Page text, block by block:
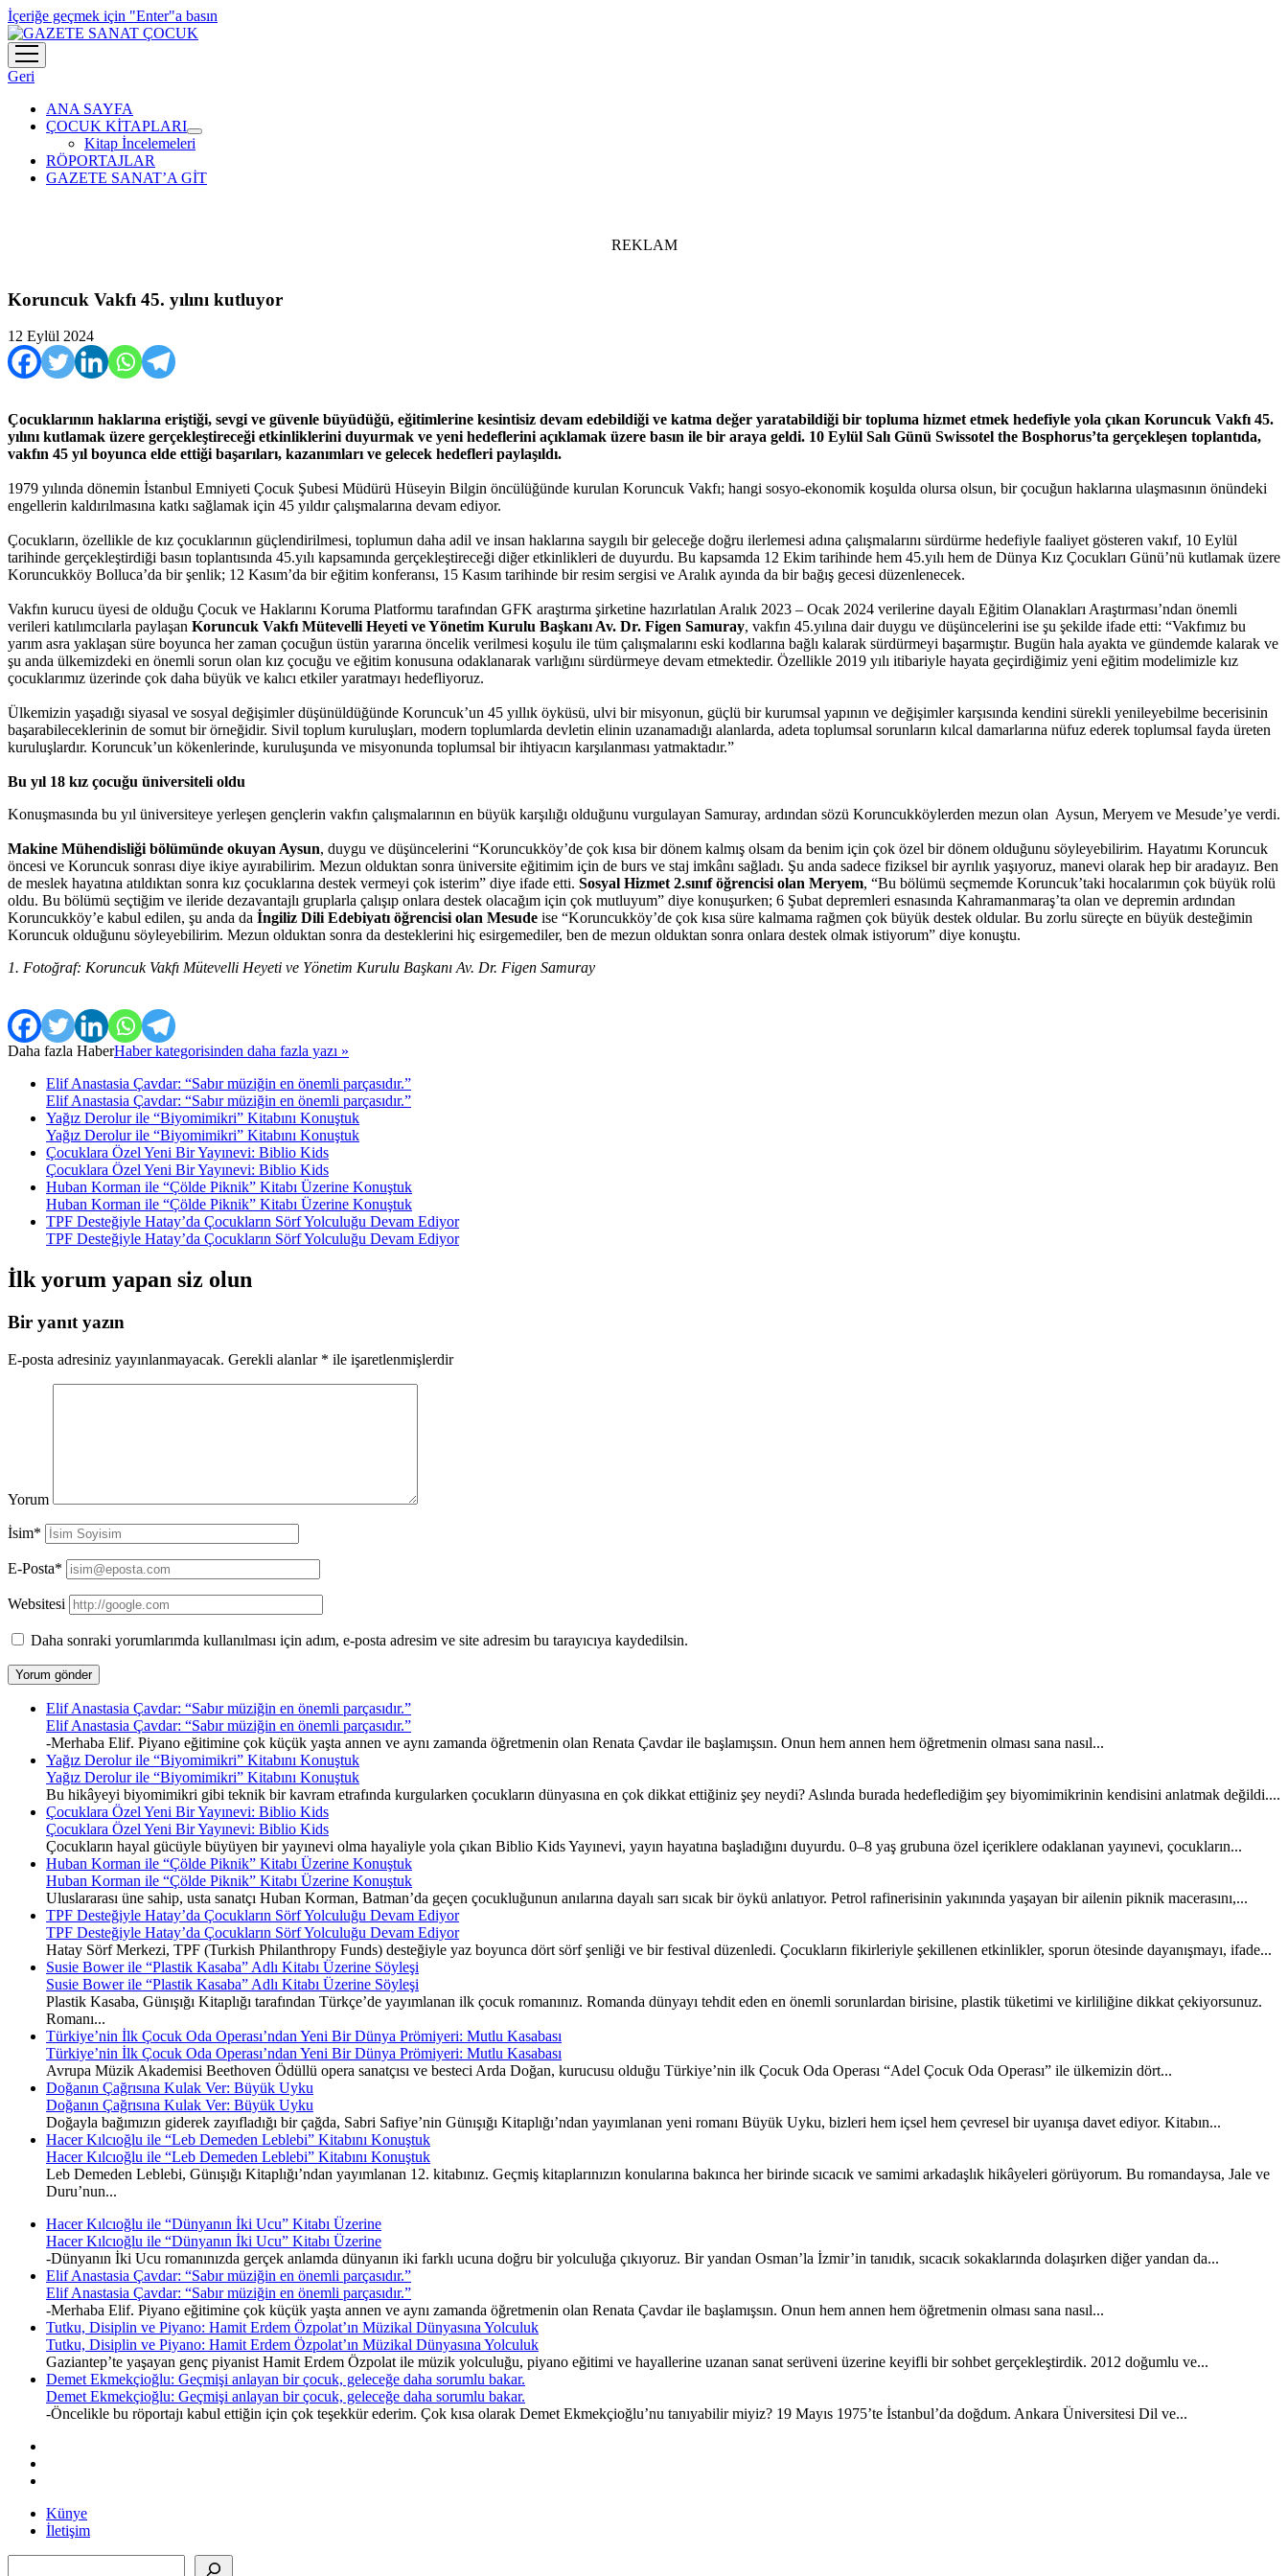
İçeriğe geçmek için "Enter"a basın
menüyü
aç
Geri
ANA SAYFA
ÇOCUK KİTAPLARI
menüyü
aç
Kitap İncelemeleri
RÖPORTAJLAR
GAZETE SANAT’A GİT
REKLAM
Koruncuk Vakfı 45. yılını kutluyor
12 Eylül 2024
Çocuklarının haklarına eriştiği, sevgi ve güvenle büyüdüğü, eğitimlerine kesintisiz devam edebildiği ve katma değer yaratabildiği bir topluma hizmet etmek hedefiyle yola çıkan Koruncuk Vakfı 45.
yılını kutlamak üzere gerçekleştireceği etkinliklerini duyurmak ve yeni hedeflerini açıklamak üzere basın ile bir araya geldi. 10 Eylül Salı Günü Swissotel the Bosphorus’ta gerçekleşen toplantıda,
vakfın 45 yıl boyunca elde ettiği başarıları, kazanımları ve gelecek hedefleri paylaşıldı.
1979 yılında dönemin İstanbul Emniyeti Çocuk Şubesi Müdürü Hüseyin Bilgin öncülüğünde kurulan Koruncuk Vakfı; hangi sosyo-ekonomik koşulda olursa olsun, bir çocuğun haklarına ulaşmasının önündeki
engellerin kaldırılmasına katkı sağlamak için 45 yıldır çalışmalarına devam ediyor.
Çocukların, özellikle de kız çocuklarının güçlendirilmesi, toplumun daha adil ve insan haklarına saygılı bir geleceğe doğru ilerlemesi adına çalışmalarını sürdürme hedefiyle faaliyet gösteren vakıf, 10 Eylül
tarihinde gerçekleştirdiği basın toplantısında 45.yılı kapsamında gerçekleştireceği diğer etkinlikleri de duyurdu. Bu kapsamda 12 Ekim tarihinde hem 45.yılı hem de Dünya Kız Çocukları Günü’nü kutlamak üzere
Koruncukköy Bolluca’da bir şenlik; 12 Kasım’da bir eğitim konferansı, 15 Kasım tarihinde bir resim sergisi ve Aralık ayında da bir bağış gecesi düzenlenecek.
Vakfın kurucu üyesi de olduğu Çocuk ve Haklarını Koruma Platformu tarafından GFK araştırma şirketine hazırlatılan Aralık 2023 – Ocak 2024 verilerine dayalı Eğitim Olanakları Araştırması’ndan önemli
verileri katılımcılarla paylaşan Koruncuk Vakfı Mütevelli Heyeti ve Yönetim Kurulu Başkanı Av. Dr. Figen Samuray, vakfın 45.yılına dair duygu ve düşüncelerini ise şu şekilde ifade etti: “Vakfımız bu
yarım asra yaklaşan süre boyunca her zaman çocuğun üstün yararına öncelik verilmesi koşulu ile tüm çalışmalarını eski kodlarına bağlı kalarak sürdürmeyi başarmıştır. Bugün hala ayakta ve gündemde kalarak ve
şu anda ülkemizdeki en önemli sorun olan kız çocuğu ve eğitim konusuna odaklanarak varlığını sürdürmeye devam etmektedir. Özellikle 2019 yılı itibariyle hayata geçirdiğimiz yeni eğitim modelimizle kız
çocuklarımız üzerinde çok daha büyük ve kalıcı etkiler yaratmayı hedefliyoruz.
Ülkemizin yaşadığı siyasal ve sosyal değişimler düşünüldüğünde Koruncuk’un 45 yıllık öyküsü, ulvi bir misyonun, güçlü bir kurumsal yapının ve değişimler karşısında kendini sürekli yenileyebilme becerisinin
başarabileceklerinin de somut bir örneğidir. Sivil toplum kuruluşları, modern toplumlarda devletin elinin uzanamadığı alanlarda, adeta toplumsal sorunların kılcal damarlarına nüfuz ederek toplumsal fayda üreten
kuruluşlardır. Koruncuk’un kökenlerinde, kuruluşunda ve misyonunda toplumsal bir ihtiyacın karşılanması yatmaktadır.”
Bu yıl 18 kız çocuğu üniversiteli oldu
Konuşmasında bu yıl üniversiteye yerleşen gençlerin vakfın çalışmalarının en büyük karşılığı olduğunu vurgulayan Samuray, ardından sözü Koruncukköylerden mezun olan Aysun, Meryem ve Mesude’ye verdi.
Makine Mühendisliği bölümünde okuyan Aysun, duygu ve düşüncelerini “Koruncukköy’de çok kısa bir dönem kalmış olsam da benim için çok özel bir dönem olduğunu söyleyebilirim. Hayatımı Koruncuk
öncesi ve Koruncuk sonrası diye ikiye ayırabilirim. Mezun olduktan sonra üniversite eğitimim için de burs ve staj imkânı sağladı. Şu anda sadece fiziksel bir ayrılık yaşıyoruz, manevi olarak hep bir aradayız. Ben
de meslek hayatına atıldıktan sonra kız çocuklarına destek vermeyi çok isterim” diye ifade etti. Sosyal Hizmet 2.sınıf öğrencisi olan Meryem, “Bu bölümü seçmemde Koruncuk’taki hocalarımın çok büyük rolü
oldu. Bu bölümü seçtiğim ve ileride dezavantajlı gruplarla çalışıp onlara destek olacağım için çok mutluyum” diye konuşurken; 6 Şubat depremleri esnasında Kahramanmaraş’ta olan ve depremin ardından
Koruncukköy’e kabul edilen, şu anda da İngiliz Dili Edebiyatı öğrencisi olan Mesude ise “Koruncukköy’de çok kısa süre kalmama rağmen çok büyük destek oldular. Bu zorlu süreçte en büyük desteğimin
Koruncuk olduğunu söyleyebilirim. Mezun olduktan sonra da desteklerini hiç esirgemediler, ben de mezun olduktan sonra onlara destek olmak istiyorum” diye konuştu.
1. Fotoğraf: Koruncuk Vakfı Mütevelli Heyeti ve Yönetim Kurulu Başkanı Av. Dr. Figen Samuray
Daha fazla HaberHaber kategorisinden daha fazla yazı »
Elif Anastasia Çavdar: “Sabır müziğin en önemli parçasıdır.”
Elif Anastasia Çavdar: “Sabır müziğin en önemli parçasıdır.”
Yağız Derolur ile “Biyomimikri” Kitabını Konuştuk
Yağız Derolur ile “Biyomimikri” Kitabını Konuştuk
Çocuklara Özel Yeni Bir Yayınevi: Biblio Kids
Çocuklara Özel Yeni Bir Yayınevi: Biblio Kids
Huban Korman ile “Çölde Piknik” Kitabı Üzerine Konuştuk
Huban Korman ile “Çölde Piknik” Kitabı Üzerine Konuştuk
TPF Desteğiyle Hatay’da Çocukların Sörf Yolculuğu Devam Ediyor
TPF Desteğiyle Hatay’da Çocukların Sörf Yolculuğu Devam Ediyor
İlk yorum yapan siz olun
Bir yanıt yazın
E-posta adresiniz yayınlanmayacak. Gerekli alanlar * ile işaretlenmişlerdir
Yorum
İsim*
E-Posta*
Websitesi
Daha sonraki yorumlarımda kullanılması için adım, e-posta adresim ve site adresim bu tarayıcıya kaydedilsin.
Elif Anastasia Çavdar: “Sabır müziğin en önemli parçasıdır.”
Elif Anastasia Çavdar: “Sabır müziğin en önemli parçasıdır.”
-Merhaba Elif. Piyano eğitimine çok küçük yaşta annen ve aynı zamanda öğretmenin olan Renata Çavdar ile başlamışsın. Onun hem annen hem öğretmenin olması sana nasıl...
Yağız Derolur ile “Biyomimikri” Kitabını Konuştuk
Yağız Derolur ile “Biyomimikri” Kitabını Konuştuk
Bu hikâyeyi biyomimikri gibi teknik bir kavram etrafında kurgularken çocukların dünyasına en çok dikkat ettiğiniz şey neydi? Aslında burada hedeflediğim şey biyomimikrinin kendisini anlatmak değildi....
Çocuklara Özel Yeni Bir Yayınevi: Biblio Kids
Çocuklara Özel Yeni Bir Yayınevi: Biblio Kids
Çocukların hayal gücüyle büyüyen bir yayınevi olma hayaliyle yola çıkan Biblio Kids Yayınevi, yayın hayatına başladığını duyurdu. 0–8 yaş grubuna özel içeriklere odaklanan yayınevi, çocukların...
Huban Korman ile “Çölde Piknik” Kitabı Üzerine Konuştuk
Huban Korman ile “Çölde Piknik” Kitabı Üzerine Konuştuk
Uluslararası üne sahip, usta sanatçı Huban Korman, Batman’da geçen çocukluğunun anılarına dayalı sarı sıcak bir öykü anlatıyor. Petrol rafinerisinin yakınında yaşayan bir ailenin piknik macerasını,...
TPF Desteğiyle Hatay’da Çocukların Sörf Yolculuğu Devam Ediyor
TPF Desteğiyle Hatay’da Çocukların Sörf Yolculuğu Devam Ediyor
Hatay Sörf Merkezi, TPF (Turkish Philanthropy Funds) desteğiyle yaz boyunca dört sörf şenliği ve bir festival düzenledi. Çocukların fikirleriyle şekillenen etkinlikler, sporun ötesinde dayanışmayı, ifade...
Susie Bower ile “Plastik Kasaba” Adlı Kitabı Üzerine Söyleşi
Susie Bower ile “Plastik Kasaba” Adlı Kitabı Üzerine Söyleşi
Plastik Kasaba, Günışığı Kitaplığı tarafından Türkçe’de yayımlanan ilk çocuk romanınız. Romanda dünyayı tehdit eden en önemli sorunlardan birisine, plastik tüketimi ve kirliliğine dikkat çekiyorsunuz.
Romanı...
Türkiye’nin İlk Çocuk Oda Operası’ndan Yeni Bir Dünya Prömiyeri: Mutlu Kasabası
Türkiye’nin İlk Çocuk Oda Operası’ndan Yeni Bir Dünya Prömiyeri: Mutlu Kasabası
Avrupa Müzik Akademisi Beethoven Ödüllü opera sanatçısı ve besteci Arda Doğan, kurucusu olduğu Türkiye’nin ilk Çocuk Oda Operası “Adel Çocuk Oda Operası” ile ülkemizin dört...
Doğanın Çağrısına Kulak Ver: Büyük Uyku
Doğanın Çağrısına Kulak Ver: Büyük Uyku
Doğayla bağımızın giderek zayıfladığı bir çağda, Sabri Safiye’nin Günışığı Kitaplığı’ndan yayımlanan yeni romanı Büyük Uyku, bizleri hem içsel hem çevresel bir uyanışa davet ediyor. Kitabın...
Hacer Kılcıoğlu ile “Leb Demeden Leblebi” Kitabını Konuştuk
Hacer Kılcıoğlu ile “Leb Demeden Leblebi” Kitabını Konuştuk
Leb Demeden Leblebi, Günışığı Kitaplığı’ndan yayımlanan 12. kitabınız. Geçmiş kitaplarınızın konularına bakınca her birinde sıcacık ve samimi arkadaşlık hikâyeleri görüyorum. Bu romandaysa, Jale ve
Duru’nun...
Hacer Kılcıoğlu ile “Dünyanın İki Ucu” Kitabı Üzerine
Hacer Kılcıoğlu ile “Dünyanın İki Ucu” Kitabı Üzerine
-Dünyanın İki Ucu romanınızda gerçek anlamda dünyanın iki farklı ucuna doğru bir yolculuğa çıkıyoruz. Bir yandan Osman’la İzmir’in tanıdık, sıcacık sokaklarında dolaşırken diğer yandan da...
Elif Anastasia Çavdar: “Sabır müziğin en önemli parçasıdır.”
Elif Anastasia Çavdar: “Sabır müziğin en önemli parçasıdır.”
-Merhaba Elif. Piyano eğitimine çok küçük yaşta annen ve aynı zamanda öğretmenin olan Renata Çavdar ile başlamışsın. Onun hem annen hem öğretmenin olması sana nasıl...
Tutku, Disiplin ve Piyano: Hamit Erdem Özpolat’ın Müzikal Dünyasına Yolculuk
Tutku, Disiplin ve Piyano: Hamit Erdem Özpolat’ın Müzikal Dünyasına Yolculuk
Gaziantep’te yaşayan genç piyanist Hamit Erdem Özpolat ile müzik yolculuğu, piyano eğitimi ve hayallerine uzanan sanat serüveni üzerine keyifli bir sohbet gerçekleştirdik. 2012 doğumlu ve...
Demet Ekmekçioğlu: Geçmişi anlayan bir çocuk, geleceğe daha sorumlu bakar.
Demet Ekmekçioğlu: Geçmişi anlayan bir çocuk, geleceğe daha sorumlu bakar.
-Öncelikle bu röportajı kabul ettiğin için çok teşekkür ederim. Çok kısa olarak Demet Ekmekçioğlu’nu tanıyabilir miyiz? 19 Mayıs 1975’te İstanbul’da doğdum. Ankara Üniversitesi Dil ve...
Künye
İletişim